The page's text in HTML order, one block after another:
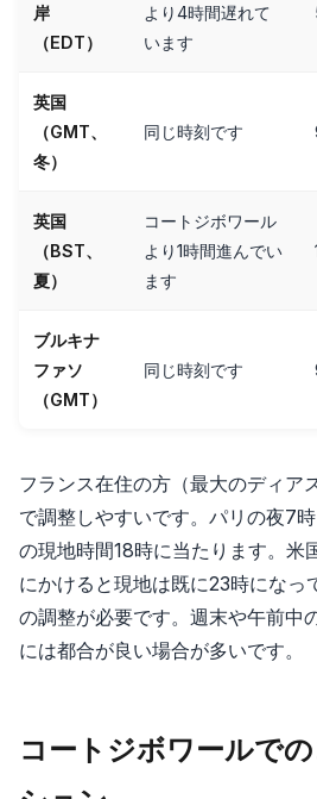
岸
（EDT）
より4時間遅れて
います
英国
（GMT、
冬）
同じ時刻です
英国
（BST、
夏）
コートジボワール
より1時間進んでい
ます
ブルキナ
ファソ
（GMT）
同じ時刻です
フランス在住の方（最大のディア
で調整しやすいです。パリの夜7
の現地時間18時に当たります。米
にかけると現地は既に23時になっ
の調整が必要です。週末や午前中
には都合が良い場合が多いです。
コートジボワールで